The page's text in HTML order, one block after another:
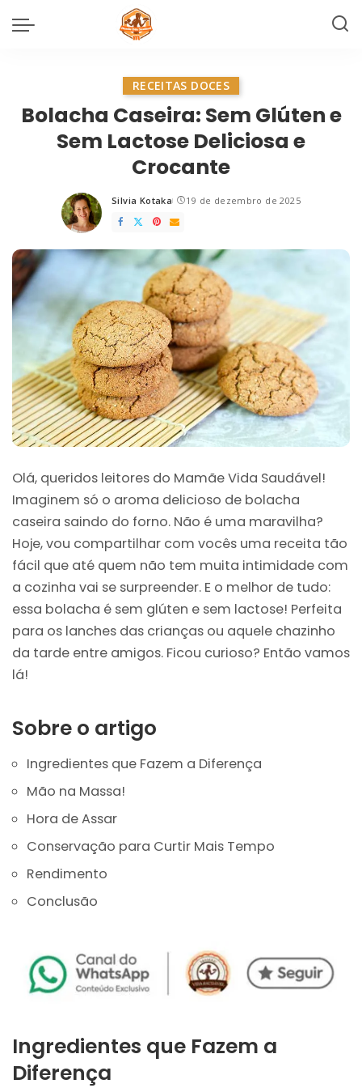
RECEITAS DOCES
Bolacha Caseira: Sem Glúten e
Sem Lactose Deliciosa e
Crocante
Posted
by
Silvia Kotaka 19 de dezembro de 2025
Olá, queridos leitores do Mamãe Vida Saudável!
Imaginem só o aroma delicioso de bolacha
caseira saindo do forno. Não é uma maravilha?
Hoje, vou compartilhar com vocês uma receita tão
fácil que até quem não tem muita intimidade com
a cozinha vai se surpreender. E o melhor de tudo:
essa bolacha é sem glúten e sem lactose! Perfeita
para os lanches das crianças ou aquele chazinho
da tarde entre amigos. Ficou curioso? Então vamos
lá!
Sobre o artigo
Ingredientes que Fazem a Diferença
Mão na Massa!
Hora de Assar
Conservação para Curtir Mais Tempo
Rendimento
Conclusão
Ingredientes que Fazem a
Diferença